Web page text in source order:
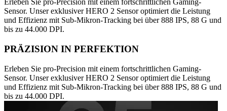
Erleben Sie pro-Precision mit einem fortschrittlichen Gaming-
Sensor. Unser exklusiver HERO 2 Sensor optimiert die Leistung
und Effizienz mit Sub-Mikron-Tracking bei über 888 IPS, 88 G und
bis zu 44.000 DPI.
PRÄZISION IN PERFEKTION
Erleben Sie pro-Precision mit einem fortschrittlichen Gaming-
Sensor. Unser exklusiver HERO 2 Sensor optimiert die Leistung
und Effizienz mit Sub-Mikron-Tracking bei über 888 IPS, 88 G und
bis zu 44.000 DPI.